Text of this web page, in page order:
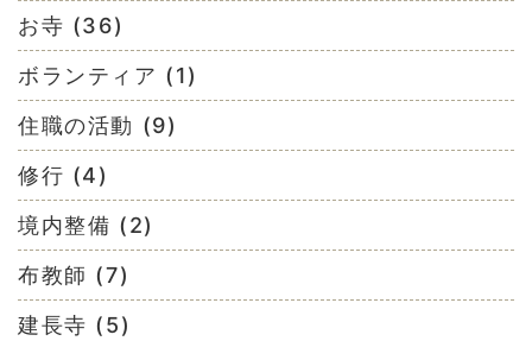
お寺 (36)
ボランティア (1)
住職の活動 (9)
修行 (4)
境内整備 (2)
布教師 (7)
建長寺 (5)